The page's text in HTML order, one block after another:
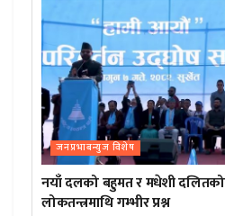
जनप्रभाबन्युज विशेष
नयाँ दलको बहुमत र मधेशी दलितको
लोकतन्त्रमाथि गम्भीर प्रश्न